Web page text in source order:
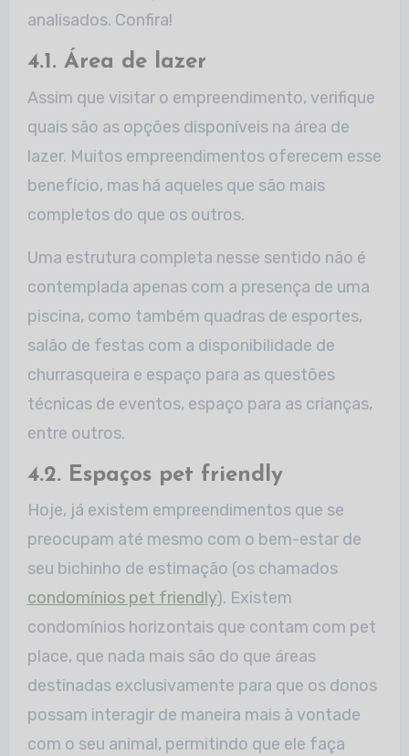
analisados. Confira!
4.1. Área de lazer
Assim que visitar o empreendimento, verifique
quais são as opções disponíveis na área de
lazer. Muitos empreendimentos oferecem esse
benefício, mas há aqueles que são mais
completos do que os outros.
Uma estrutura completa nesse sentido não é
contemplada apenas com a presença de uma
piscina, como também quadras de esportes,
salão de festas com a disponibilidade de
churrasqueira e espaço para as questões
técnicas de eventos, espaço para as crianças,
entre outros.
4.2. Espaços pet friendly
Hoje, já existem empreendimentos que se
preocupam até mesmo com o bem-estar de
seu bichinho de estimação (os chamados
condomínios pet friendly). Existem
condomínios horizontais que contam com pet
place, que nada mais são do que áreas
destinadas exclusivamente para que os donos
possam interagir de maneira mais à vontade
com o seu animal, permitindo que ele faça